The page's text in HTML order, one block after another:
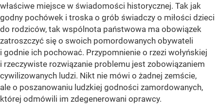
właściwe miejsce w świadomości historycznej. Tak jak
godny pochówek i troska o grób świadczy o miłości dzieci
do rodziców, tak wspólnota państwowa ma obowiązek
zatroszczyć się o swoich pomordowanych obywateli
i godnie ich pochować. Przypomnienie o rzezi wołyńskiej
i rzeczywiste rozwiązanie problemu jest zobowiązaniem
cywilizowanych ludzi. Nikt nie mówi o żadnej zemście,
ale o poszanowaniu ludzkiej godności zamordowanych,
której odmówili im zdegenerowani oprawcy.